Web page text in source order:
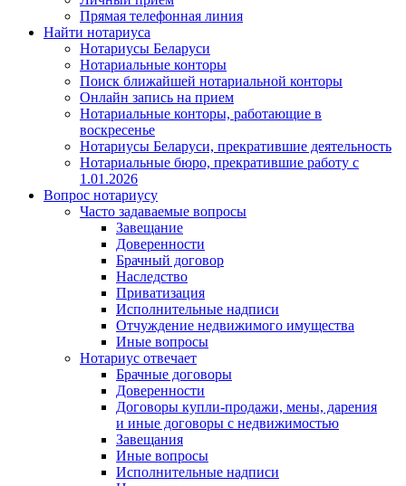
Прямая телефонная линия
Найти нотариуса
Нотариусы Беларуси
Нотариальные конторы
Поиск ближайшей нотариальной конторы
Онлайн запись на прием
Нотариальные конторы, работающие в
воскресенье
Нотариусы Беларуси, прекратившие деятельность
Нотариальные бюро, прекратившие работу с
1.01.2026
Вопрос нотариусу
Часто задаваемые вопросы
Завещание
Доверенности
Брачный договор
Наследство
Приватизация
Исполнительные надписи
Отчуждение недвижимого имущества
Иные вопросы
Нотариус отвечает
Брачные договоры
Доверенности
Договоры купли-продажи, мены, дарения
и иные договоры с недвижимостью
Завещания
Иные вопросы
Исполнительные надписи